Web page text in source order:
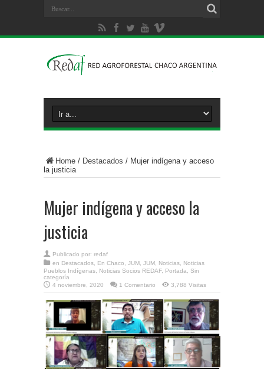
Home / Destacados / Mujer indígena y acceso
la justicia
Mujer indígena y acceso la
justicia
Publicado por: redaf
en Destacados En Chaco JUM JUM Noticias
Noticias
Pueblos Indígenas
Noticias Socios REDAF, Portada
Sin
categoría
4 noviembre, 2020
1 Comentario 3,788 Visitas